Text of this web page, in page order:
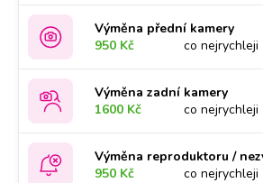
Výměna přední kamery
950 Kč
co nejrychleji
Výměna zadní kamery
1600 Kč
co nejrychleji
Výměna reproduktoru /
950 Kč
co nejrychleji